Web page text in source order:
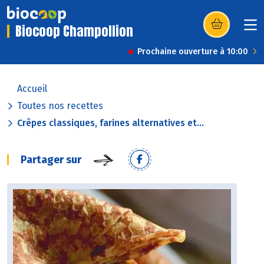
Biocoop Champollion (s’ouvre dans
Prochaine ouverture à 10:00
Accueil
Toutes nos recettes
Crêpes classiques, farines alternatives et...
Partager sur